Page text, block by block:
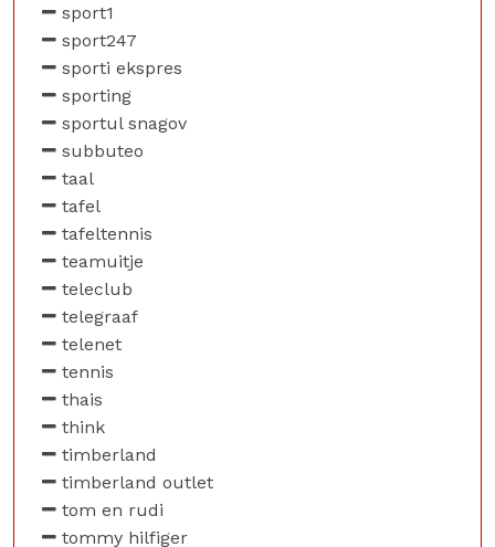
sport1
sport247
sporti ekspres
sporting
sportul snagov
subbuteo
taal
tafel
tafeltennis
teamuitje
teleclub
telegraaf
telenet
tennis
thais
think
timberland
timberland outlet
tom en rudi
tommy hilfiger